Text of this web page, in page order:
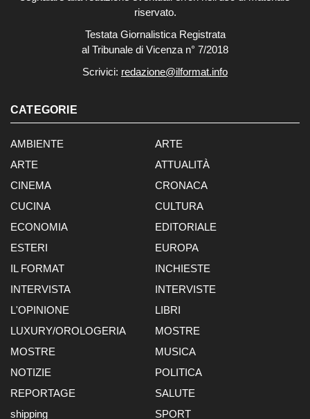
riservato.
Testata Giornalistica Registrata
al Tribunale di Vicenza n° 7/2018
Scrivici: redazione@ilformat.info
CATEGORIE
AMBIENTE
ARTE
ARTE
ATTUALITÀ
CINEMA
CRONACA
CUCINA
CULTURA
ECONOMIA
EDITORIALE
ESTERI
EUROPA
IL FORMAT
INCHIESTE
INTERVISTA
INTERVISTE
L'OPINIONE
LIBRI
LUXURY/OROLOGERIA
MOSTRE
MOSTRE
MUSICA
NOTIZIE
POLITICA
REPORTAGE
SALUTE
shipping
SPORT